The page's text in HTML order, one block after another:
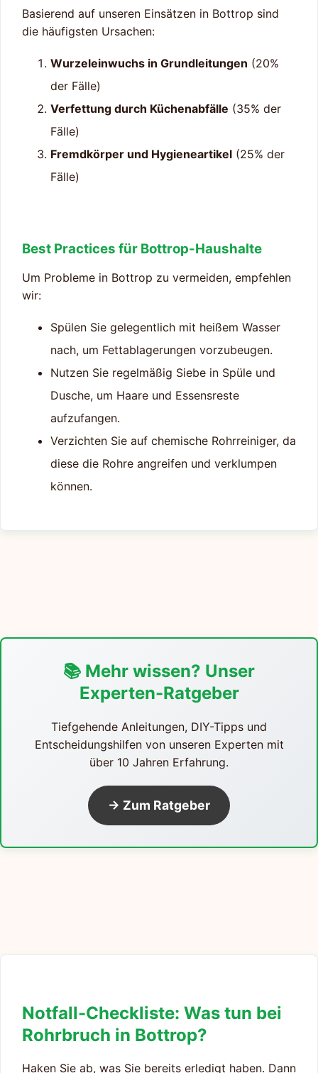
Basierend auf unseren Einsätzen in Bottrop sind
die häufigsten Ursachen:
Wurzeleinwuchs in Grundleitungen (20%
der Fälle)
Verfettung durch Küchenabfälle (35% der
Fälle)
Fremdkörper und Hygieneartikel (25% der
Fälle)
Best Practices für Bottrop-Haushalte
Um Probleme in Bottrop zu vermeiden, empfehlen
wir:
Spülen Sie gelegentlich mit heißem Wasser
nach, um Fettablagerungen vorzubeugen.
Nutzen Sie regelmäßig Siebe in Spüle und
Dusche, um Haare und Essensreste
aufzufangen.
Verzichten Sie auf chemische Rohrreiniger, da
diese die Rohre angreifen und verklumpen
können.
📚 Mehr wissen? Unser
Experten-Ratgeber
Tiefgehende Anleitungen, DIY-Tipps und
Entscheidungshilfen von unseren Experten mit
über 10 Jahren Erfahrung.
→ Zum Ratgeber
Notfall-Checkliste: Was tun bei
Rohrbruch in Bottrop?
Haken Sie ab, was Sie bereits erledigt haben. Dann